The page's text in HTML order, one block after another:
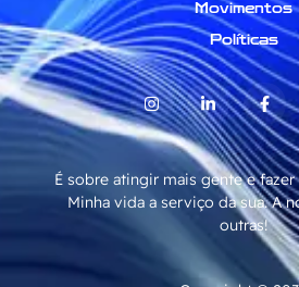
Movimentos
Políticas
É sobre atingir mais gente e fazer
Minha vida a serviço da sua. A
outras!